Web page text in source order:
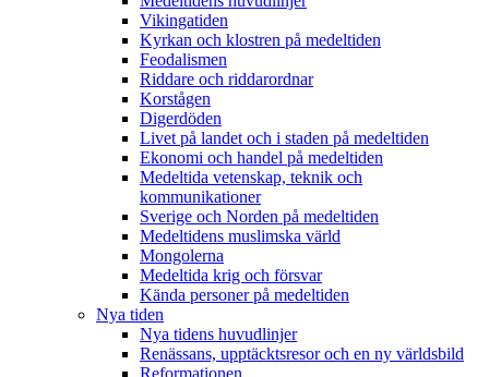
Vikingatiden
Kyrkan och klostren på medeltiden
Feodalismen
Riddare och riddarordnar
Korstågen
Digerdöden
Livet på landet och i staden på medeltiden
Ekonomi och handel på medeltiden
Medeltida vetenskap, teknik och
kommunikationer
Sverige och Norden på medeltiden
Medeltidens muslimska värld
Mongolerna
Medeltida krig och försvar
Kända personer på medeltiden
Nya tiden
Nya tidens huvudlinjer
Renässans, upptäcktsresor och en ny världsbild